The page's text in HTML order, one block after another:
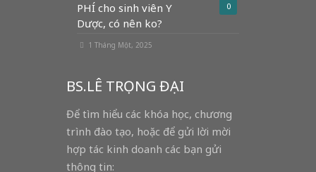
0
PHÍ cho sinh viên Y
Dược, có nên ko?
1 Tháng Một, 2025
BS.LÊ TRỌNG ĐẠI
Để tìm hiểu các khóa học, chương
trình đào tạo, hoặc để gửi lời mời
hợp tác kinh doanh các bạn gửi
thông tin: